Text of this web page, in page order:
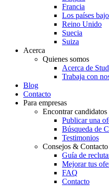
Francia
Los países
Reino Unido
Suecia
Suiza
Acerca
Quienes somos
Acerca de
Trabaja con
Blog
Contacto
Para empresas
Encontrar candidatos
Publicar una
Búsqueda de
Testimonios
Consejos & Contacto
Guía de
Mejorar tus
FAQ
Contacto